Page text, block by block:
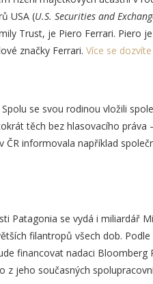
USA (U.S. Securities and
Trust, je Piero Ferrari. Piero
značky Ferrari. Více se
se svou rodinou vložili
těch bez hlasovacího práva
ČR informovala například
Patagonia se vydá i miliardář
filantropů všech dob.
financovat nadaci Bloomberg
z jeho současných